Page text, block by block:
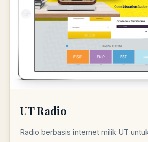
UT Radio
Radio berbasis internet milik UT